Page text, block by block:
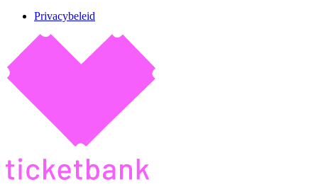
Privacybeleid